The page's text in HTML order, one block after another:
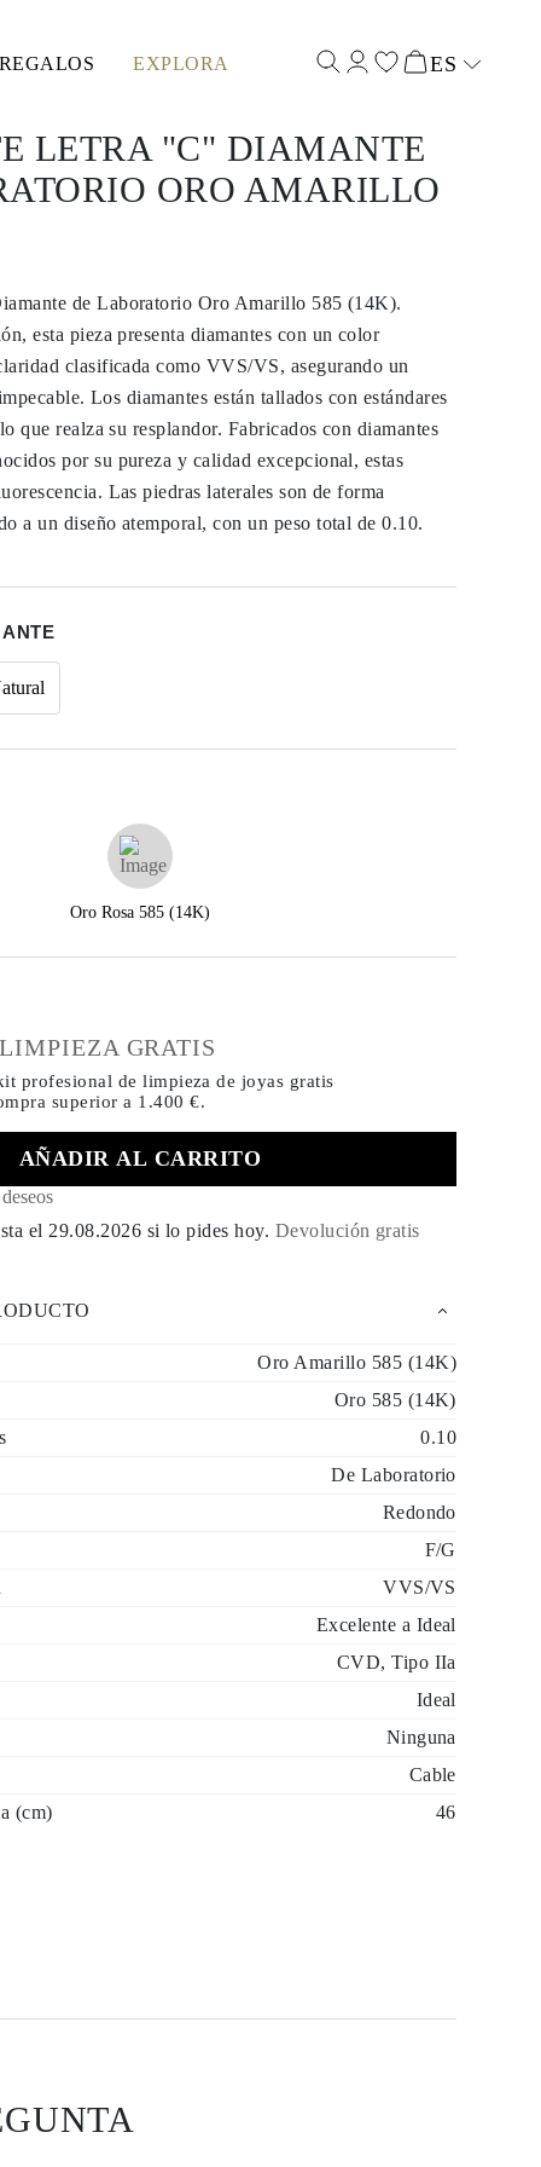
EXPLORA ES
LETRA "C" DIAMANTE
ORO AMARILLO
de Laboratorio Oro Amarillo 585 (14K).
esta pieza presenta diamantes con un color
clasificada como VVS/VS, asegurando un
Los diamantes están tallados con estándares
que realza su resplandor. Fabricados con diamantes
por su pureza y calidad excepcional, estas
Las piedras laterales son de forma
a un diseño atemporal, con un peso total de 0.10.
Oro Rosa 585 (14K)
GRATIS
profesional de limpieza de joyas gratis
superior a 1.400 €.
AÑADIR AL CARRITO
el 29.08.2026 si lo pides hoy. Devolución gratis
Oro Amarillo 585 (14K)
Oro 585 (14K)
0.10
De Laboratorio
Redondo
F/G
VVS/VS
Excelente a Ideal
CVD, Tipo IIa
Ideal
Ninguna
Cable
(cm)
46